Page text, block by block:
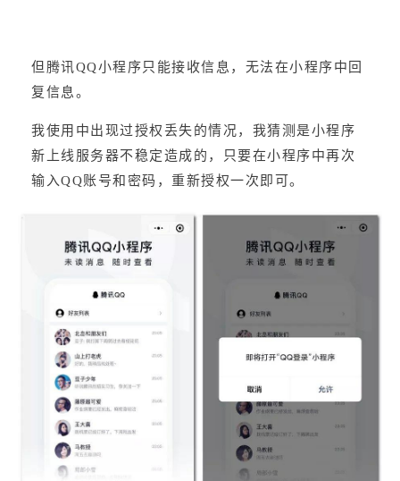
但腾讯QQ小程序只能接收信息，无法在小程序中回
复信息。
我使用中出现过授权丢失的情况，我猜测是小程序
新上线服务器不稳定造成的，只要在小程序中再次
输入QQ账号和密码，重新授权一次即可。